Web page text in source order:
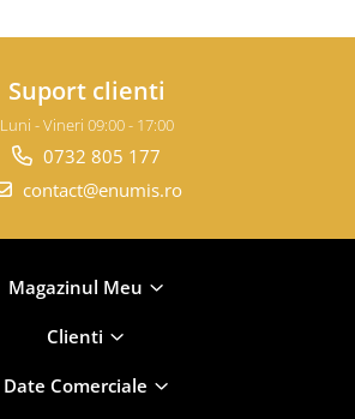
Suport clienti
Luni - Vineri 09:00 - 17:00
0732 805 177
contact@enumis.ro
Magazinul Meu
Clienti
Date Comerciale